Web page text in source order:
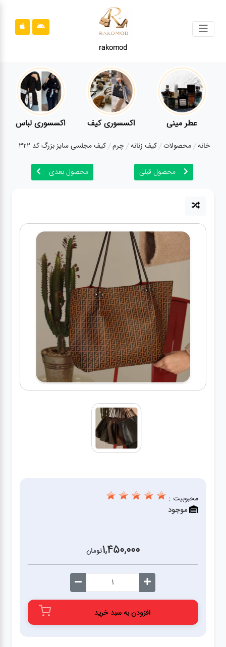
rakomod
محصولات
قوانین
سایت
درباره
محصولات
زنانه
عطر
اکسسوری
کیف
عطر مینی اکسسوری کیف اکسسوری لباس
خانه محصولات کیف زنانه چرم کیف مجلسی سایز بزرگ کد 322
محصول قبلی محصول بعدی
محبوبیت :
موجود
1,450,000تومان
افزودن به سبد خرید